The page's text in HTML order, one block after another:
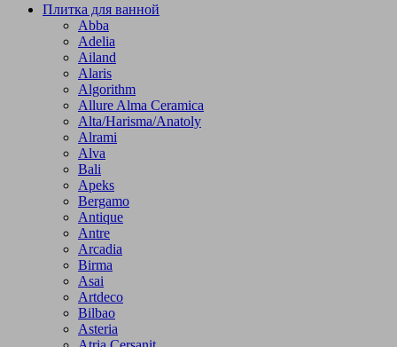
Плитка для ванной
Abba
Adelia
Ailand
Alaris
Algorithm
Allure Alma Ceramica
Alta/Harisma/Anatoly
Alrami
Alva
Bali
Apeks
Bergamo
Antique
Antre
Arcadia
Birma
Asai
Artdeco
Bilbao
Asteria